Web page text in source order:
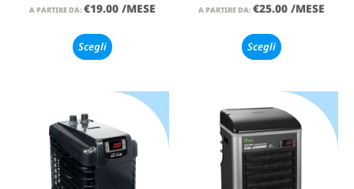
A PARTIRE DA: €19.00 /MESE
Scegli
A PARTIRE DA: €25.00 /MESE
Scegli